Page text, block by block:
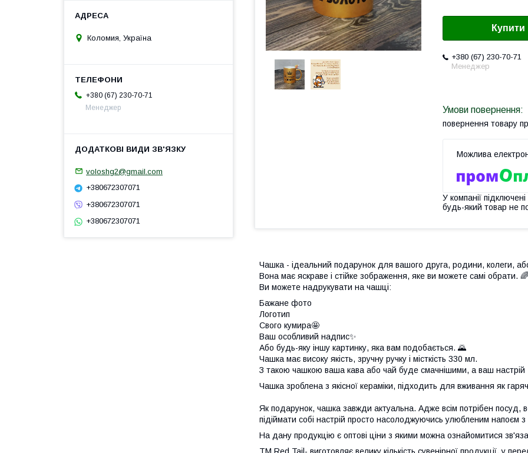
Купити
+380 (67) 230-70-71
Менеджер
повернення товару
У компанії
будь-який товар не
Чашка - ідеальний подарунок для вашого друга, родини, колеги,
Вона має яскраве і стійке зображення, яке ви можете самі обрати. 🌈
Ви можете надрукувати на чашці:
Бажане фото
Логотип
Свого кумира🤩
Ваш особливий надпис✨
Або будь-яку іншу картинку, яка вам подобається. 🌄
Чашка має високу якість, зручну ручку і місткість 330 мл.
З такою чашкою ваша кава або чай буде смачнішими, а ваш
Чашка зроблена з якісної кераміки, підходить для вживання як
Як подарунок, чашка завжди актуальна. Адже всім потрібен посуд,
підіймати собі настрій просто насолоджуючись улюбленим напоєм з
На дану продукцію є оптові ціни з якими можна ознайомитися
ТМ Red Tail- виготовляє велику кількість сувенірної продукції, у
Коломия, Україна
+380 (67) 230-70-71
Менеджер
voloshg2@gmail.com
+380672307071
+380672307071
+380672307071